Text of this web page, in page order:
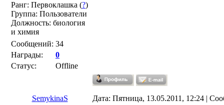
Ранг: Первоклашка (?)
Группа: Пользователи
Должность: биология
и химия
Сообщений: 34
Награды:
0
Статус:
Offline
SemykinaS
Дата: Пятница, 13.05.2011, 12:24 |